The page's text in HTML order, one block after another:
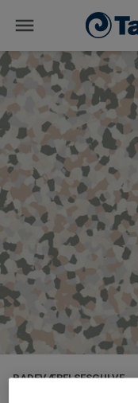
BADEVÆRELSESGULVE